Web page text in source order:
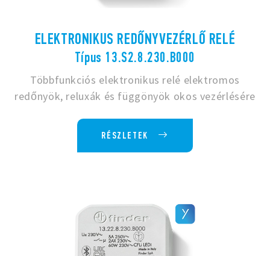
ELEKTRONIKUS REDŐNYVEZÉRLŐ RELÉ
Típus 13.S2.8.230.B000
Többfunkciós elektronikus relé elektromos
redőnyök, reluxák és függönyök okos vezérlésére
RÉSZLETEK